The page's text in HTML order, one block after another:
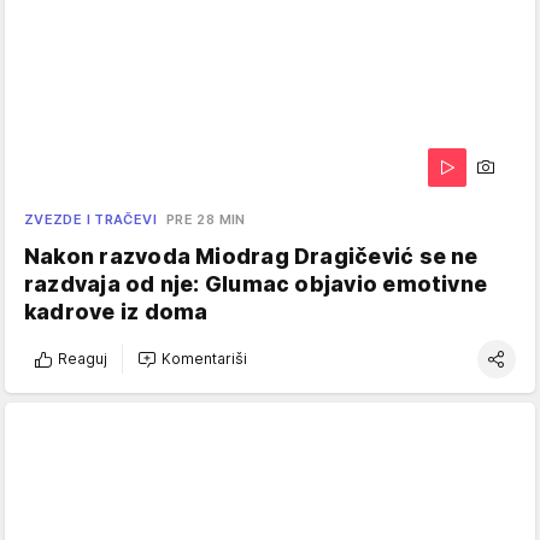
ZVEZDE I TRAČEVI PRE 28 MIN
Nakon razvoda Miodrag Dragičević se ne
razdvaja od nje: Glumac objavio emotivne
kadrove iz doma
Reaguj Komentariši